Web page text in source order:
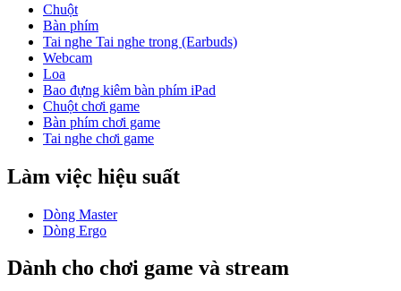
Chuột
Bàn phím
Tai nghe Tai nghe trong (Earbuds)
Webcam
Loa
Bao đựng kiêm bàn phím iPad
Chuột chơi game
Bàn phím chơi game
Tai nghe chơi game
Làm việc hiệu suất
Dòng Master
Dòng Ergo
Dành cho chơi game và stream